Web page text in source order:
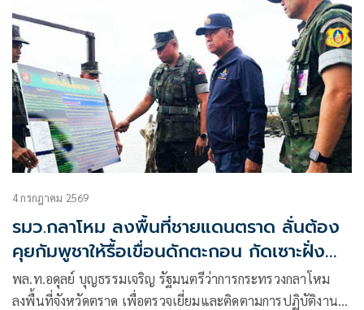
4 กรกฎาคม 2569
รมว.กลาโหม ลงพื้นที่ชายแดนตราด ลั่นต้อง
คุยกัมพูชาให้รื้อเขื่อนดักตะกอน กัดเซาะฝั่ง
ไทย
พล.ท.อดุลย์ บุญธรรมเจริญ รัฐมนตรีว่าการกระทรวงกลาโหม
ลงพื้นที่จังหวัดตราด เพื่อตรวจเยี่ยมและติดตามการปฏิบัติงาน